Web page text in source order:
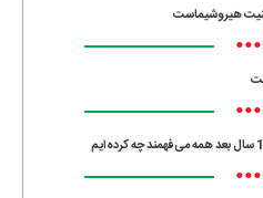
هیروشیماست
•••
•••
•••